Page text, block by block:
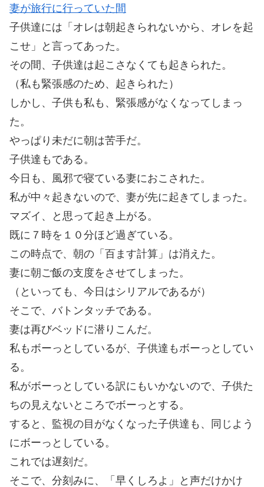
妻が旅行に行っていた間
子供達には「オレは朝起きられないから、オレを起
こせ」と言ってあった。
その間、子供達は起こさなくても起きられた。
（私も緊張感のため、起きられた）
しかし、子供も私も、緊張感がなくなってしまっ
た。
やっぱり未だに朝は苦手だ。
子供達もである。
今日も、風邪で寝ている妻におこされた。
私が中々起きないので、妻が先に起きてしまった。
マズイ、と思って起き上がる。
既に７時を１０分ほど過ぎている。
この時点で、朝の「百ます計算」は消えた。
妻に朝ご飯の支度をさせてしまった。
（といっても、今日はシリアルであるが）
そこで、バトンタッチである。
妻は再びベッドに潜りこんだ。
私もボーっとしているが、子供達もボーっとしてい
る。
私がボーっとしている訳にもいかないので、子供た
ちの見えないところでボーっとする。
すると、監視の目がなくなった子供達も、同じよう
にボーっとしている。
これでは遅刻だ。
そこで、分刻みに、「早くしろよ」と声だけかけ